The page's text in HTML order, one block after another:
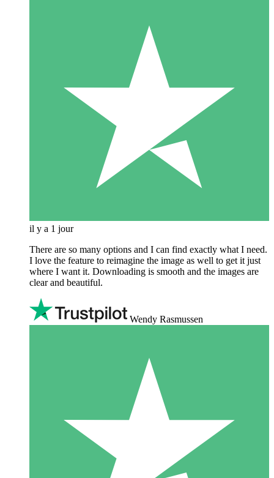
il y a 1 jour
There are so many options and I can find exactly what I need.
I love the feature to reimagine the image as well to get it just
where I want it. Downloading is smooth and the images are
clear and beautiful.
Wendy Rasmussen